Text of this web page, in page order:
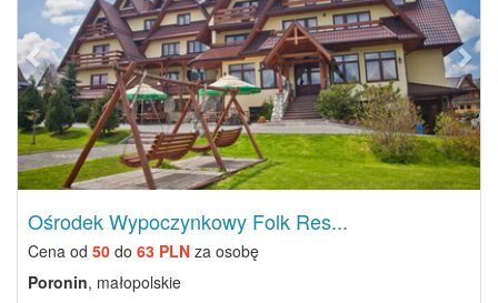
Ośrodek Wypoczynkowy Folk Res...
Cena od 50 do 63 PLN za osobę
Poronin, małopolskie